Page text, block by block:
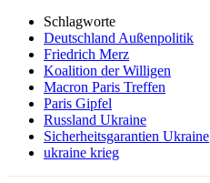
Schlagworte
Deutschland Außenpolitik
Friedrich Merz
Koalition der Willigen
Macron Paris Treffen
Paris Gipfel
Russland Ukraine
Sicherheitsgarantien Ukraine
ukraine krieg